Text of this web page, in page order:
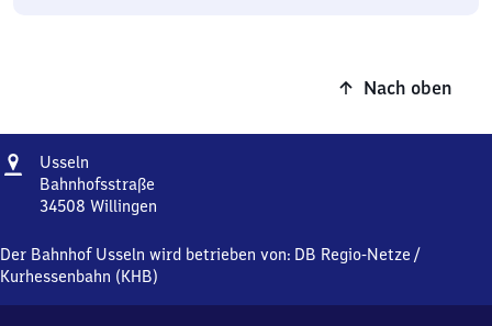
Nach oben
Adresse
Usseln
Bahnhofsstraße
34508 Willingen
Bahnhofsstraße,
3
Der Bahnhof Usseln wird betrieben von: DB Regio-Netze /
Kurhessenbahn (KHB)